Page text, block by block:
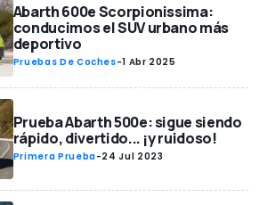
Abarth 600e Scorpionissima:
conducimos el SUV urbano más
deportivo
Pruebas De Coches-1 Abr 2025
Prueba Abarth 500e: sigue siendo
rápido, divertido... ¡y ruidoso!
Primera Prueba-24 Jul 2023